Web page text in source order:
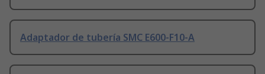
Adaptador de tubería SMC E600-F10-A